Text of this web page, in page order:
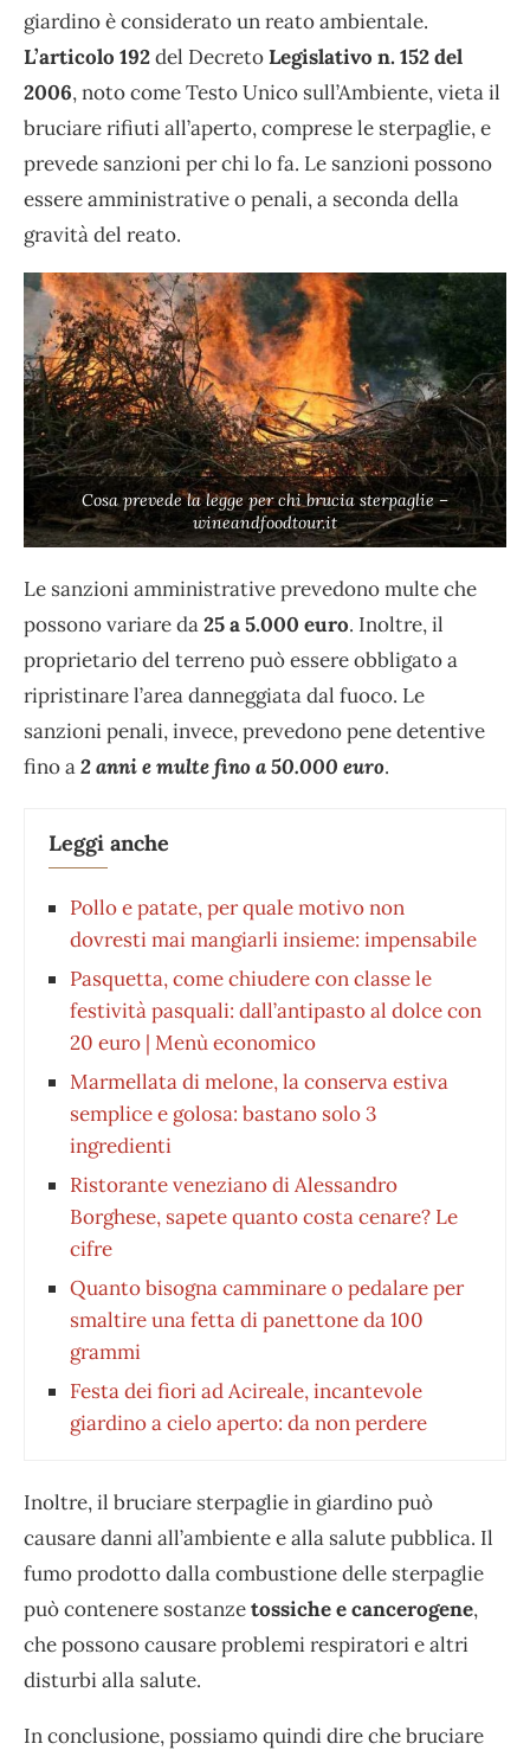
giardino è considerato un reato ambientale.
L’articolo 192del DecretoLegislativo n. 152 del
2006, noto come Testo Unico sull’Ambiente, vieta il
bruciare rifiuti all’aperto, comprese le sterpaglie, e
prevede sanzioni per chi lo fa. Le sanzioni possono
essere amministrative o penali, a seconda della
gravità del reato.
Cosa prevede la legge per chi brucia sterpaglie –
wineandfoodtour.it
Le sanzioni amministrative prevedono multe che
possono variare da25 a 5.000 euro. Inoltre, il
proprietario del terreno può essere obbligato a
ripristinare l’area danneggiata dal fuoco. Le
sanzioni penali, invece, prevedono pene detentive
fino a2 anni e multe fino a 50.000 euro.
Leggi anche
Pollo e patate, per quale motivo non
dovresti mai mangiarli insieme: impensabile
Pasquetta, come chiudere con classe le
festività pasquali: dall’antipasto al dolce con
20 euro | Menù economico
Marmellata di melone, la conserva estiva
semplice e golosa: bastano solo 3
ingredienti
Ristorante veneziano di Alessandro
Borghese, sapete quanto costa cenare? Le
cifre
Quanto bisogna camminare o pedalare per
smaltire una fetta di panettone da 100
grammi
Festa dei fiori ad Acireale, incantevole
giardino a cielo aperto: da non perdere
Inoltre, il bruciare sterpaglie in giardino può
causare danni all’ambiente e alla salute pubblica. Il
fumo prodotto dalla combustione delle sterpaglie
può contenere sostanzetossiche e cancerogene,
che possono causare problemi respiratori e altri
disturbi alla salute.
In conclusione, possiamo quindi dire che bruciare